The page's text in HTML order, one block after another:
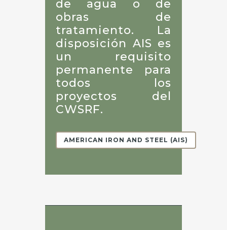
de agua o de
obras de
tratamiento. La
disposición AIS es
un requisito
permanente para
todos los
proyectos del
CWSRF.
AMERICAN IRON AND STEEL (AIS)